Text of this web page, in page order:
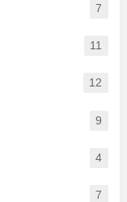
7
11
12
9
4
7